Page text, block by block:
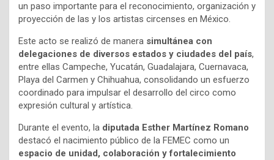
un paso importante para el reconocimiento, organización y
proyección de las y los artistas circenses en México.
Este acto se realizó de manera simultánea con
delegaciones de diversos estados y ciudades del país,
entre ellas Campeche, Yucatán, Guadalajara, Cuernavaca,
Playa del Carmen y Chihuahua, consolidando un esfuerzo
coordinado para impulsar el desarrollo del circo como
expresión cultural y artística.
Durante el evento, la diputada Esther Martínez Romano
destacó el nacimiento público de la FEMEC como un
espacio de unidad, colaboración y fortalecimiento